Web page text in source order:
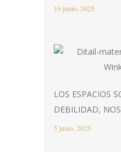
10 junio, 2025
LOS ESPACIOS
DEBILIDAD,
5 junio, 2025